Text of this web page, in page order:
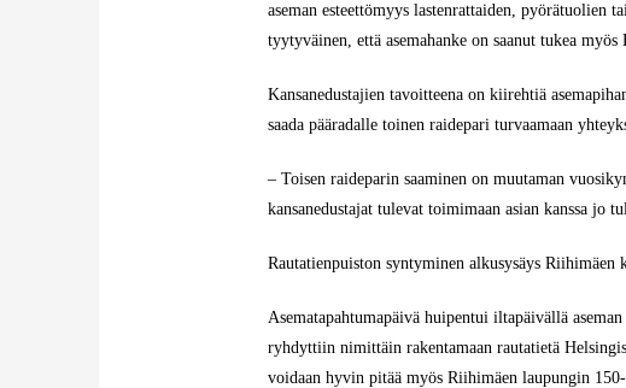
aseman esteettömyys lastenrattaiden,
tyytyväinen, että asemahanke on saanut tukea
Kansanedustajien tavoitteena on kiirehtiä
saada pääradalle toinen raidepari turvaamaan
– Toisen raideparin saaminen on muutaman
kansanedustajat tulevat toimimaan asian kanssa jo
Rautatienpuiston syntyminen alkusysäys Riihimäen
Asematapahtumapäivä huipentui iltapäivällä
ryhdyttiin nimittäin rakentamaan rautatietä
voidaan hyvin pitää myös Riihimäen laupungin